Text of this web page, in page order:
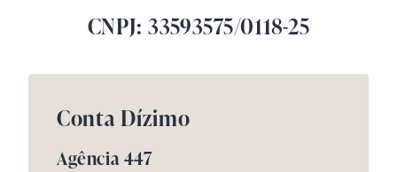
CNPJ: 33593575/0118-25
Conta Dízimo
Agência 447